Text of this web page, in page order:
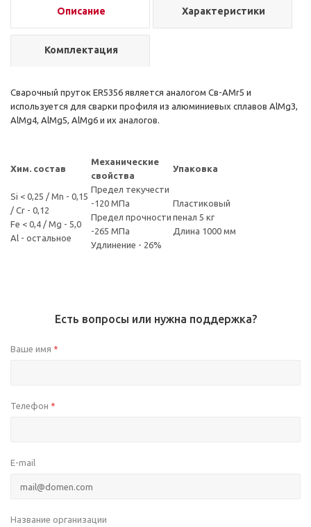
Описание Характеристики
Комплектация
Сварочный пруток ER5356 является аналогом Св-AMr5 и
используется для сварки профиля из алюминиевых сплавов AlMg3,
AlMg4, AlMg5, AlMg6 и их аналогов.
Хим. состав
Механические
свойства
Упаковка
Si < 0,25 / Mn - 0,15
/ Cr - 0,12
Fe < 0,4 / Mg - 5,0
Al - остальное
Предел текучести
-120 МПа
Предел прочности
-265 МПа
Удлинение - 26%
Пластиковый
пенал 5 кг
Длина 1000 мм
Есть вопросы или нужна поддержка?
Ваше имя *
Телефон *
E-mail
Название организации